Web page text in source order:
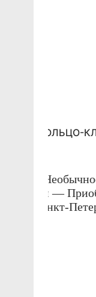
КОЛЬЦО-